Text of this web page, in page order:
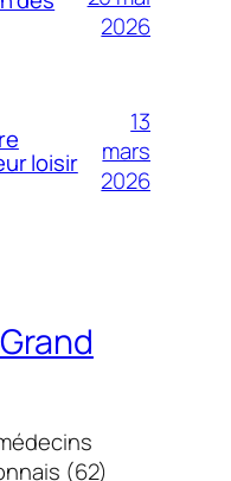
2026
loisir
13
mars
2026
(62)